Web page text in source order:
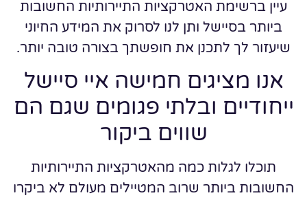
עיין ברשימת האטרקציות התיירותיות החשובות
ביותר בסיישל ותן לנו לסרוק את המידע החיוני
שיעזור לך לתכנן את חופשתך בצורה טובה יותר.
אנו מציגים חמישה איי סיישל
ייחודיים ובלתי פגומים שגם הם
שווים ביקור
תוכלו לגלות כמה מהאטרקציות התיירותיות
החשובות ביותר שרוב המטיילים מעולם לא ביקרו